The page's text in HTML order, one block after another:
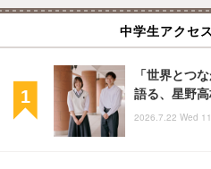
中学生アクセ
「世界とつ
語る、星野
2026.7.22 Wed